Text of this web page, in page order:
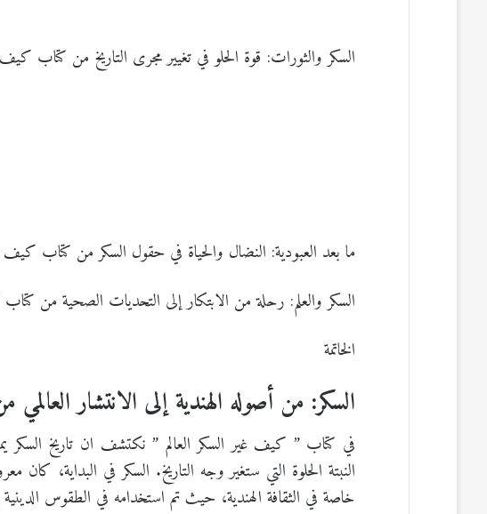
السكر والثورات: قوة الحلو في تغيير مجرى التاريخ من كتاب كيف
ما بعد العبودية: النضال والحياة في حقول السكر من كتاب كيف
السكر والعلم: رحلة من الابتكار إلى التحديات الصحية من
الخاتمة
السكر: من أصوله الهندية إلى الانتشار
في كتاب ” كيف غير السكر العالم ” نكتشف ان تاريخ السكر
النبتة الحلوة التي ستغير وجه التاريخ. السكر في البداية، كان
خاصة في الثقافة الهندية، حيث تم استخدامه في الطقوس